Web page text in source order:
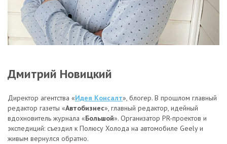
Дмитрий Новицкий
Директор агентства «Идея Консалт», блогер. В прошлом главный
редактор газеты «Автобизнес», главный редактор, идейный
вдохновитель журнала «Большой». Организатор PR-проектов и
экспедиций: съездил к Полюсу Холода на автомобиле Geely и
живым вернулся обратно.